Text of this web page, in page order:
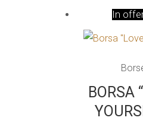
29.90€.
attuale
19.90€.
In
BORSA